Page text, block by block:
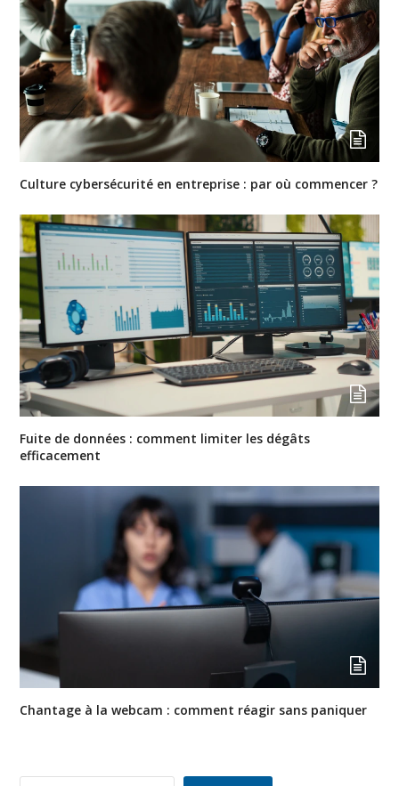
Culture cybersécurité en entreprise : par où commencer ?
Fuite de données : comment limiter les dégâts
efficacement
Chantage à la webcam : comment réagir sans paniquer